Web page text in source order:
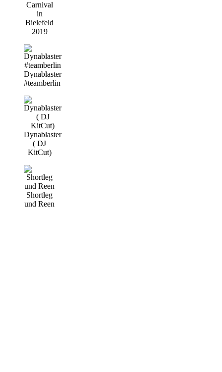
Carnival
in
Bielefeld
2019
Dynablaster
#teamberlin
Dynablaster
( DJ
KitCut)
Shortleg
und Reen